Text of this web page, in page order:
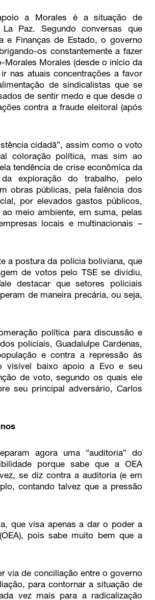
a Morales é a situação de
Paz. Segundo conversas que
e Finanças de Estado, o governo
os constantemente a fazer
Morales (desde o início da
nas atuais concentrações a favor
de sindicalistas que se
de sentir medo e que desde o
contra a fraude eleitoral (após
cidadã”, assim como o voto
coloração política, mas sim ao
tendência de crise econômica da
exploração do trabalho, pelo
obras públicas, pela falência dos
por elevados gastos públicos,
meio ambiente, em suma, pelas
locais e multinacionais –
a postura da polícia boliviana, que
de votos pelo TSE se dividiu,
destacar que setores policiais
de maneira precária, ou seja,
política para discussão e
policiais, Guadalulpe Cardenas,
e contra a repressão às
visível baixo apoio a Evo e seu
de voto, segundo os quais ele
seu principal adversário, Carlos
agora uma “auditoria” do
porque sabe que a OEA
se diz contra a auditoria (e em
contando talvez que a pressão
que visa apenas a dar o poder a
pois sabe muito bem que a
via de conciliação entre o governo
para contornar a situação de
vez mais para a radicalização